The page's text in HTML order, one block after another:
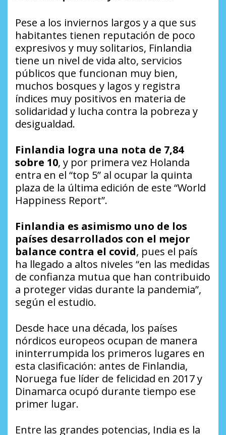
Pese a los inviernos largos y a que sus
habitantes tienen reputación de poco
expresivos y muy solitarios, Finlandia
tiene un nivel de vida alto, servicios
públicos que funcionan muy bien,
muchos bosques y lagos y registra
índices muy positivos en materia de
solidaridad y lucha contra la pobreza y
desigualdad.
Finlandia logra una nota de 7,84
sobre 10, y por primera vez Holanda
entra en el “top 5” al ocupar la quinta
plaza de la última edición de este “World
Happiness Report”.
Finlandia es asimismo uno de los
países desarrollados con el mejor
balance contra el covid, pues el país
ha llegado a altos niveles “en las medidas
de confianza mutua que han contribuido
a proteger vidas durante la pandemia”,
según el estudio.
Desde hace una década, los países
nórdicos europeos ocupan de manera
ininterrumpida los primeros lugares en
esta clasificación: antes de Finlandia,
Noruega fue líder de felicidad en 2017 y
Dinamarca ocupó durante tiempo ese
primer lugar.
Entre las grandes potencias, India es la